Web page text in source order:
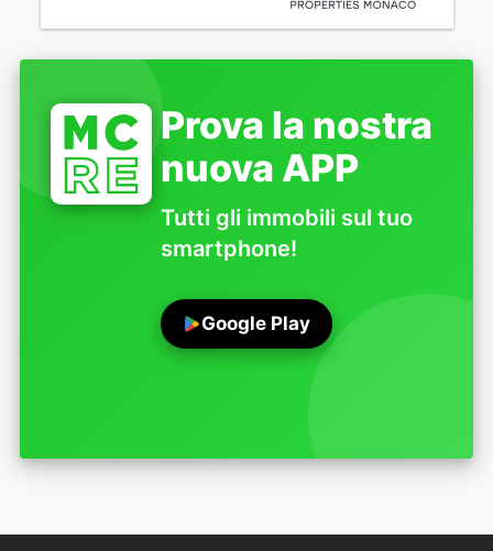
Prova la nostra
nuova APP
Tutti gli immobili sul tuo
smartphone!
Google Play